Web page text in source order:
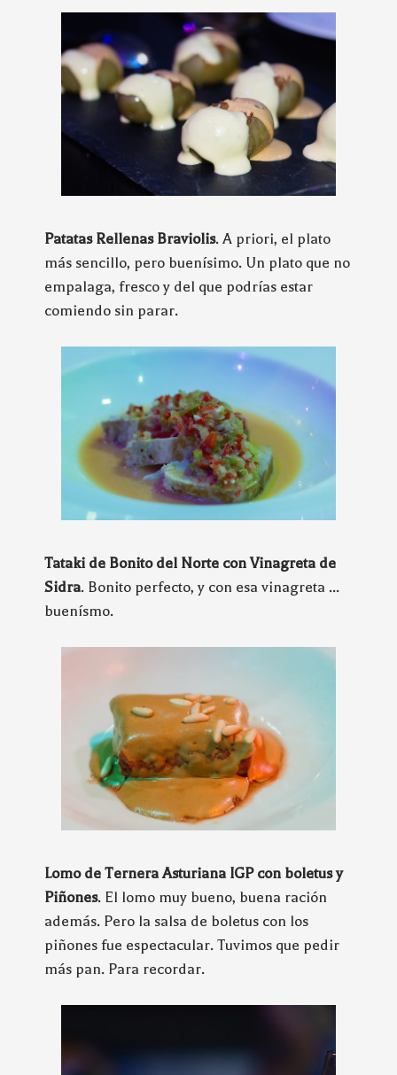
Patatas Rellenas Braviolis. A priori, el plato
más sencillo, pero buenísimo. Un plato que no
empalaga, fresco y del que podrías estar
comiendo sin parar.
Tataki de Bonito del Norte con Vinagreta de
Sidra. Bonito perfecto, y con esa vinagreta ...
buenísmo.
Lomo de Ternera Asturiana IGP con boletus y
Piñones. El lomo muy bueno, buena ración
además. Pero la salsa de boletus con los
piñones fue espectacular. Tuvimos que pedir
más pan. Para recordar.